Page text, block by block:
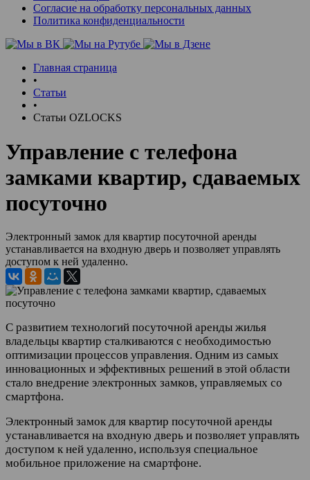
Согласие на обработку персональных данных
Политика конфиденциальности
Главная страница
•
Статьи
•
Статьи OZLOCKS
Управление с телефона
замками квартир, сдаваемых
посуточно
Электронный замок для квартир посуточной аренды
устанавливается на входную дверь и позволяет управлять
доступом к ней удаленно.
С развитием технологий посуточной аренды жилья
владельцы квартир сталкиваются с необходимостью
оптимизации процессов управления. Одним из самых
инновационных и эффективных решений в этой области
стало внедрение электронных замков, управляемых со
смартфона.
Электронный замок для квартир посуточной аренды
устанавливается на входную дверь и позволяет управлять
доступом к ней удаленно, используя специальное
мобильное приложение на смартфоне.